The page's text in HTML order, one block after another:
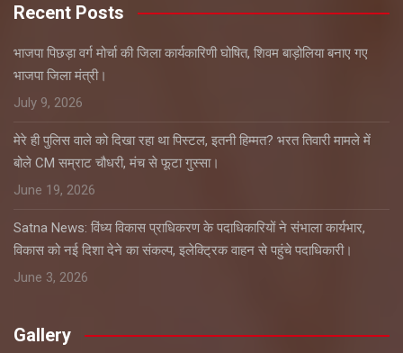
Recent Posts
भाजपा पिछड़ा वर्ग मोर्चा की जिला कार्यकारिणी घोषित, शिवम बाड़ोलिया बनाए गए
भाजपा जिला मंत्री।
July 9, 2026
मेरे ही पुलिस वाले को दिखा रहा था पिस्टल, इतनी हिम्मत? भरत तिवारी मामले में
बोले CM सम्राट चौधरी, मंच से फूटा गुस्सा।
June 19, 2026
Satna News: विंध्य विकास प्राधिकरण के पदाधिकारियों ने संभाला कार्यभार,
विकास को नई दिशा देने का संकल्प, इलेक्ट्रिक वाहन से पहुंचे पदाधिकारी।
June 3, 2026
Gallery